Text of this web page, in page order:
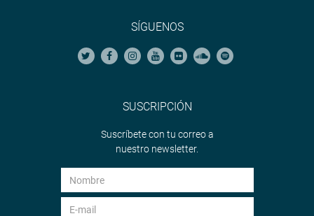
SÍGUENOS
SUSCRIPCIÓN
Suscríbete con tu correo a
nuestro newsletter.